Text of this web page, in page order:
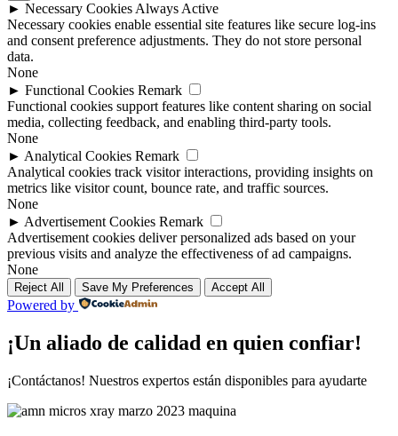
► Necessary Cookies Always Active
Necessary cookies enable essential site features like secure log-ins
and consent preference adjustments. They do not store personal
data.
None
► Functional Cookies Remark
Functional cookies support features like content sharing on social
media, collecting feedback, and enabling third-party tools.
None
► Analytical Cookies Remark
Analytical cookies track visitor interactions, providing insights on
metrics like visitor count, bounce rate, and traffic sources.
None
► Advertisement Cookies Remark
Advertisement cookies deliver personalized ads based on your
previous visits and analyze the effectiveness of ad campaigns.
None
Reject All Save My Preferences Accept All
Powered by
¡Un aliado de calidad en quien confiar!
¡Contáctanos! Nuestros expertos están disponibles para ayudarte